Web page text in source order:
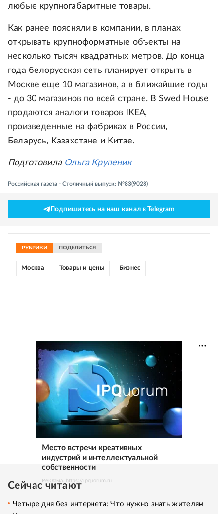
любые крупногабаритные товары.
Как ранее поясняли в компании, в планах
открывать крупноформатные объекты на
несколько тысяч квадратных метров. До конца
года белорусская сеть планирует открыть в
Москве еще 10 магазинов, а в ближайшие годы
- до 30 магазинов по всей стране. В Swed House
продаются аналоги товаров IKEA,
произведенные на фабриках в России,
Беларусь, Казахстане и Китае.
Подготовила Ольга Крупеник
Российская газета - Столичный выпуск: №83(9028)
Подпишитесь на наш канал в Telegram
РУБРИКИ ПОДЕЛИТЬСЯ
Москва Товары и цены Бизнес
Место встречи креативных
индустрий и интеллектуальной
собственности
Реклама. https://ipquorum.ru
Сейчас читают
Четыре дня без интернета: Что нужно знать жителям